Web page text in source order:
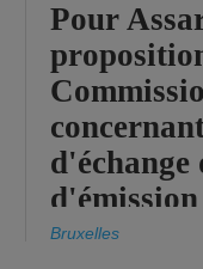
Pour
d'échange
timide,
Bruxelles